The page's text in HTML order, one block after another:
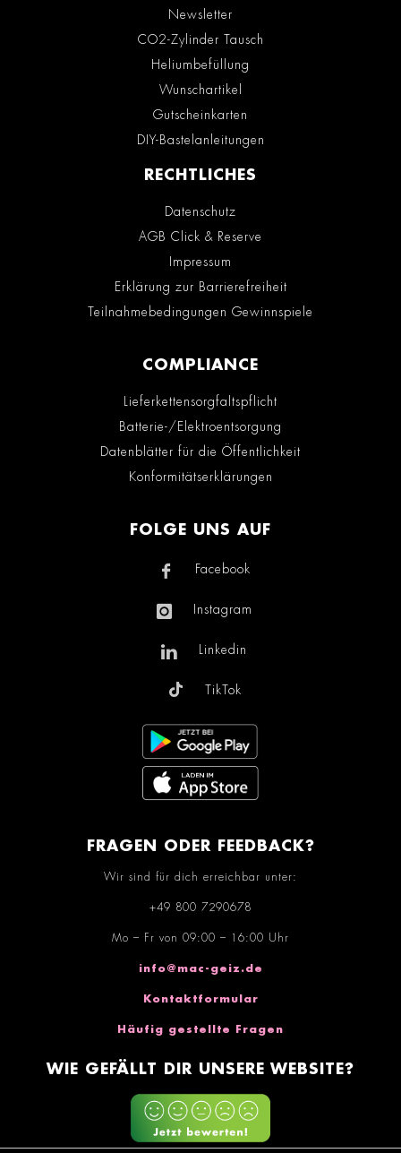
Newsletter
CO2-Zylinder Tausch
Heliumbefüllung
Wunschartikel
Gutscheinkarten
DIY-Bastelanleitungen
RECHTLICHES
Datenschutz
AGB Click & Reserve
Impressum
Erklärung zur Barrierefreiheit
Teilnahmebedingungen Gewinnspiele
COMPLIANCE
Lieferkettensorgfaltspflicht
Batterie-/Elektroentsorgung
Datenblätter für die Öffentlichkeit
Konformitätserklärungen
FOLGE UNS AUF
Facebook
Instagram
Linkedin
TikTok
FRAGEN ODER FEEDBACK?
Wir sind für dich erreichbar unter:
+49 800 7290678
Mo – Fr von 09:00 – 16:00 Uhr
info@mac-geiz.de
Kontaktformular
Häufig gestellte Fragen
WIE GEFÄLLT DIR UNSERE WEBSITE?